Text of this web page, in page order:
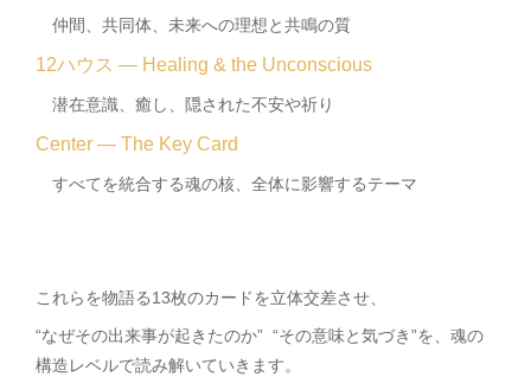
仲間、共同体、未来への理想と共鳴の質
12ハウス — Healing & the Unconscious
潜在意識、癒し、隠された不安や祈り
Center — The Key Card
すべてを統合する魂の核、全体に影響するテーマ
これらを物語る13枚のカードを立体交差させ、
“なぜその出来事が起きたのか” “その意味と気づき”を、魂の
構造レベルで読み解いていきます。